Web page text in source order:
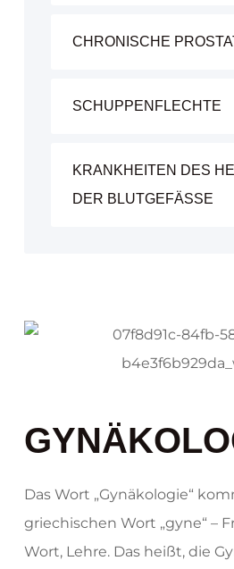
CHRONISCHE
SCHUPPENFLECHTE
KRANKHEITEN DES
DER BLUTGEFÄSSE
Das Wort „Gynäkologie“
griechischen Wort „gyne“ –
Wort, Lehre. Das heißt, die